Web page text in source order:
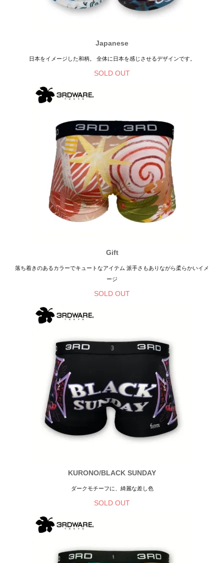
Japanese
日本をイメージした和柄。 全体に日本を感じさせるデザインです。
SOLD OUT
Gift
落ち着きのあるカラーでキュートなアイテム 派手さもありながら柔らかいイメ
ージ
SOLD OUT
KURONO/BLACK SUNDAY
ダークモチーフに、綺麗な差し色
SOLD OUT